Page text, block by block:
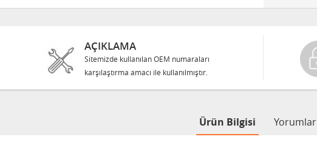
AÇIKLAMA
Sitemizde kullanılan OEM numaraları
karşılaştırma amacı ile kullanılmıştır.
Ürün Bilgisi Yorumlar